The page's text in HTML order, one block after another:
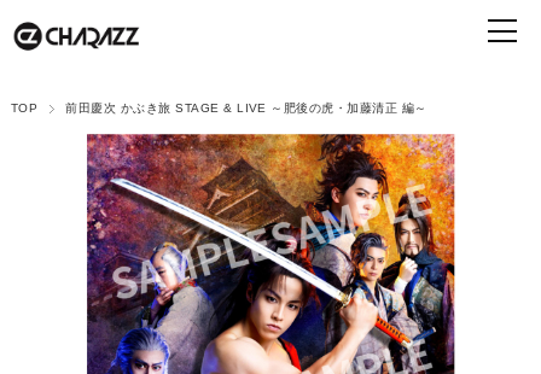
TOP 前田慶次 かぶき旅 STAGE & LIVE ～肥後の虎・加藤清正 編～